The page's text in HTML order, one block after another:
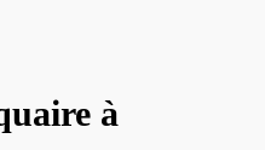
à